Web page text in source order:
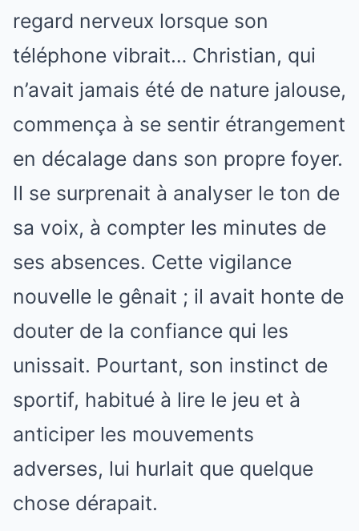
regard nerveux lorsque son
téléphone vibrait… Christian, qui
n’avait jamais été de nature jalouse,
commença à se sentir étrangement
en décalage dans son propre foyer.
Il se surprenait à analyser le ton de
sa voix, à compter les minutes de
ses absences. Cette vigilance
nouvelle le gênait ; il avait honte de
douter de la confiance qui les
unissait. Pourtant, son instinct de
sportif, habitué à lire le jeu et à
anticiper les mouvements
adverses, lui hurlait que quelque
chose dérapait.